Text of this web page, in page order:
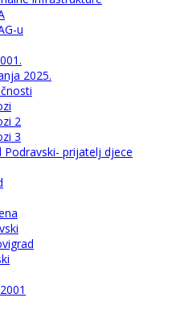
u
2025.
2
3
Podravski- prijatelj djece